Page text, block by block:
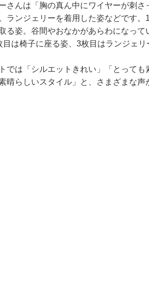
さんは「胸の真ん中にワイヤーが刺
ランジェリーを着用した姿などです
る姿。谷間やおなかがあらわになっ
目は椅子に座る姿、3枚目はランジェリ
では「シルエットきれい」「とって
晴らしいスタイル」と、さまざまな声